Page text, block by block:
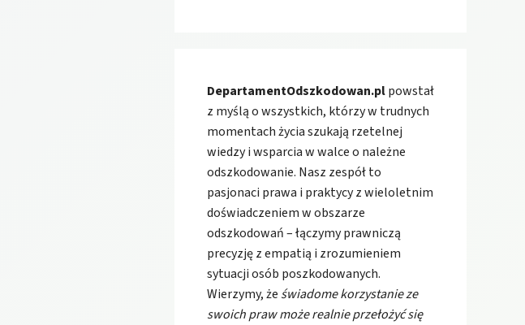
DepartamentOdszkodowan.plpowstał
z myślą o wszystkich, którzy w trudnych
momentach życia szukają rzetelnej
wiedzy i wsparcia w walce o należne
odszkodowanie. Nasz zespół to
pasjonaci prawa i praktycy z wieloletnim
doświadczeniem w obszarze
odszkodowań – łączymy prawniczą
precyzję z empatią i zrozumieniem
sytuacji osób poszkodowanych.
Wierzymy, że świadome korzystanie ze
swoich praw może realnie przełożyć się